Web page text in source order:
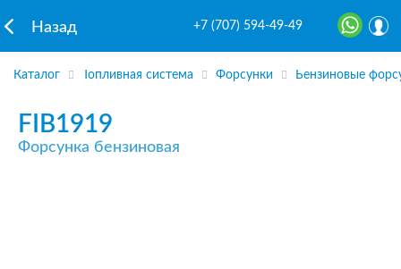
Назад +7 (707) 594-49-49
Каталог Топливная система Форсунки Бензиновые
FIB1919
Форсунка бензиновая